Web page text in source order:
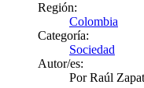
Región:
Colombia
Categoría:
Sociedad
Autor/es:
Por Raúl